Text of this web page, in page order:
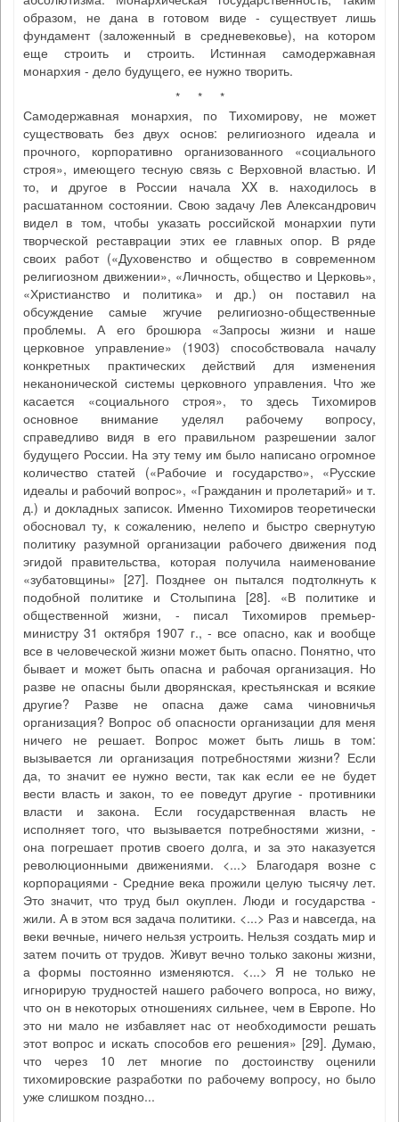
образом, не дана в готовом виде - существует лишь
фундамент (заложенный в средневековье), на котором
еще строить и строить. Истинная самодержавная
монархия - дело будущего, ее нужно творить.
* * *
Самодержавная монархия, по Тихомирову, не может
существовать без двух основ: религиозного идеала и
прочного, корпоративно организованного «социального
строя», имеющего тесную связь с Верховной властью. И
то, и другое в России начала XX в. находилось в
расшатанном состоянии. Свою задачу Лев Александрович
видел в том, чтобы указать российской монархии пути
творческой реставрации этих ее главных опор. В ряде
своих работ («Духовенство и общество в современном
религиозном движении», «Личность, общество и Церковь»,
«Христианство и политика» и др.) он поставил на
обсуждение самые жгучие религиозно-общественные
проблемы. А его брошюра «Запросы жизни и наше
церковное управление» (1903) способствовала началу
конкретных практических действий для изменения
неканонической системы церковного управления. Что же
касается «социального строя», то здесь Тихомиров
основное внимание уделял рабочему вопросу,
справедливо видя в его правильном разрешении залог
будущего России. На эту тему им было написано огромное
количество статей («Рабочие и государство», «Русские
идеалы и рабочий вопрос», «Гражданин и пролетарий» и т.
д.) и докладных записок. Именно Тихомиров теоретически
обосновал ту, к сожалению, нелепо и быстро свернутую
политику разумной организации рабочего движения под
эгидой правительства, которая получила наименование
«зубатовщины» [27]. Позднее он пытался подтолкнуть к
подобной политике и Столыпина [28]. «В политике и
общественной жизни, - писал Тихомиров премьер-
министру 31 октября 1907 г., - все опасно, как и вообще
все в человеческой жизни может быть опасно. Понятно, что
бывает и может быть опасна и рабочая организация. Но
разве не опасны были дворянская, крестьянская и всякие
другие? Разве не опасна даже сама чиновничья
организация? Вопрос об опасности организации для меня
ничего не решает. Вопрос может быть лишь в том:
вызывается ли организация потребностями жизни? Если
да, то значит ее нужно вести, так как если ее не будет
вести власть и закон, то ее поведут другие - противники
власти и закона. Если государственная власть не
исполняет того, что вызывается потребностями жизни, -
она погрешает против своего долга, и за это наказуется
революционными движениями. <...> Благодаря возне с
корпорациями - Средние века прожили целую тысячу лет.
Это значит, что труд был окуплен. Люди и государства -
жили. А в этом вся задача политики. <...> Раз и навсегда, на
веки вечные, ничего нельзя устроить. Нельзя создать мир и
затем почить от трудов. Живут вечно только законы жизни,
а формы постоянно изменяются. <...> Я не только не
игнорирую трудностей нашего рабочего вопроса, но вижу,
что он в некоторых отношениях сильнее, чем в Европе. Но
это ни мало не избавляет нас от необходимости решать
этот вопрос и искать способов его решения» [29]. Думаю,
что через 10 лет многие по достоинству оценили
тихомировские разработки по рабочему вопросу, но было
уже слишком поздно...